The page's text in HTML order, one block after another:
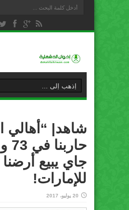
شاهد| “أهالي
جاي يبيع أرضنا
للإمارات!
20 يوليو، 2017